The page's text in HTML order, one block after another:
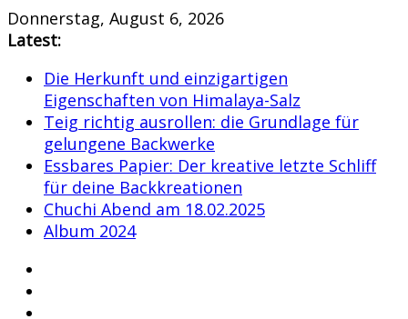
Skip
to
Donnerstag, August 6, 2026
Latest:
Die Herkunft und einzigartigen
Eigenschaften von Himalaya-Salz
Teig richtig ausrollen: die Grundlage für
gelungene Backwerke
Essbares Papier: Der kreative letzte Schliff
für deine Backkreationen
Chuchi Abend am 18.02.2025
Album 2024